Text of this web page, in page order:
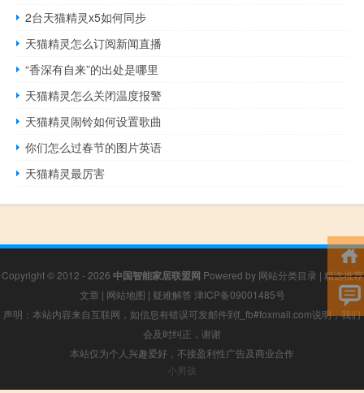
2台天猫精灵x5如何同步
天猫精灵怎么订阅新闻直播
“香深有自来”的出处是哪里
天猫精灵怎么关闭温度报警
天猫精灵闹铃如何设置歌曲
你们怎么过春节的图片英语
天猫精灵最厉害
Copyright © 2012 - 2026 中国智能家居联盟网 Powered by 网站分类目录 | 精选推荐
文章 | 网站地图 | 疑难解答 津ICP备09001485号
声明：本站内容来自互联网，如信息有错误可发邮件到f_fb#foxmail.com说明，我们
会及时纠正，谢谢
本站仅为个人兴趣爱好，不接盈利性广告及商业合作
小男孩